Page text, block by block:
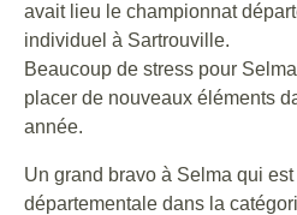
avait lieu le championnat
individuel à Sartrouville.
Beaucoup de stress pour
placer de nouveaux éléments
année.
Un grand bravo à Selma qui
départementale dans la